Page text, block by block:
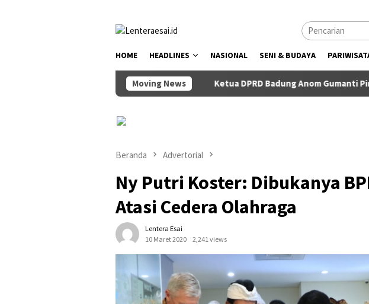
HOME HEADLINES NASIONAL SENI & BUDAYA
Moving News
Ketua DPRD Badung Anom Gumanti Pimpin Rapat
Beranda Advertorial
Ny Putri Koster: Dibukanya
Atasi Cedera Olahraga
Lentera Esai
10 Maret 2020
2,241 views